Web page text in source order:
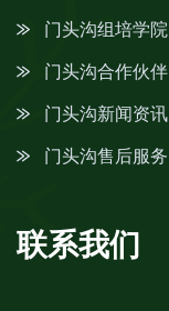
门头沟组培学院
门头沟合作伙伴
门头沟新闻资讯
门头沟售后服务
联系我们